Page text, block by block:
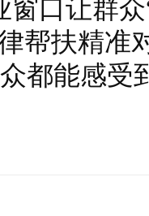
窗口让群
帮扶精准
都能感受